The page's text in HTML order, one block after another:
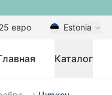
евро Estonia
Каталог